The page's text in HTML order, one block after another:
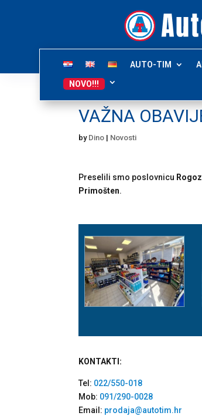
AUTO-TIM
NOVO!!!
VAŽNA
by Dino | Novosti
Preselili smo poslovnicu
Primošten.
KONTAKTI:
Tel: 022/550-018
Mob: 091/290-0028
Email: prodaja@autotim.hr